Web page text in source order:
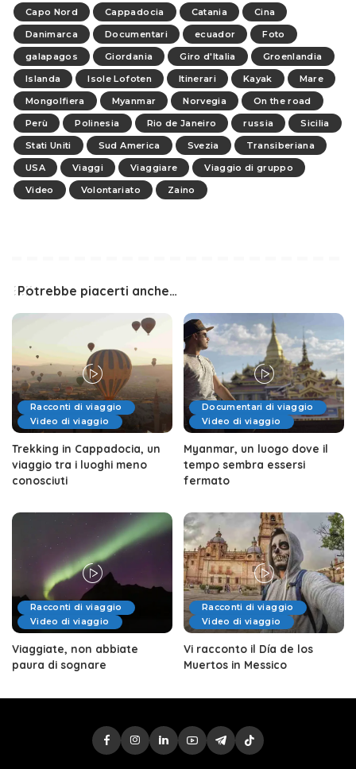
Capo Nord
Cappadocia Catania
Cina
Danimarca
Documentari ecuador
Foto
galapagos
Giordania Giro d'Italia
Groenlandia
Islanda
Isole Lofoten Itinerari Kayak
Mare
Mongolfiera
Myanmar Norvegia
On the road
Perù
Polinesia Rio de Janeiro russia
Sicilia
Stati Uniti
Sud America Svezia
Transiberiana
USA
Viaggi Viaggiare
Viaggio di gruppo
Video
Volontariato Zaino
Potrebbe piacerti anche…
Racconti di viaggio
Video di viaggio
Trekking in Cappadocia, un
viaggio tra i luoghi meno
conosciuti
Documentari di viaggio
Video di viaggio
Myanmar, un luogo dove il
tempo sembra essersi
fermato
Racconti di viaggio
Video di viaggio
Viaggiate, non abbiate
paura di sognare
Racconti di viaggio
Video di viaggio
Vi racconto il Día de los
Muertos in Messico